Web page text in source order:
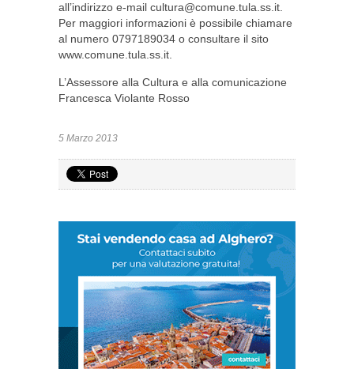
all’indirizzo e-mail cultura@comune.tula.ss.it
Per maggiori informazioni è possibile chiamare
al numero 0797189034 o consultare il sito
www.comune.tula.ss.it.
L’Assessore alla Cultura e alla comunicazione
Francesca Violante Rosso
5 Marzo 2013